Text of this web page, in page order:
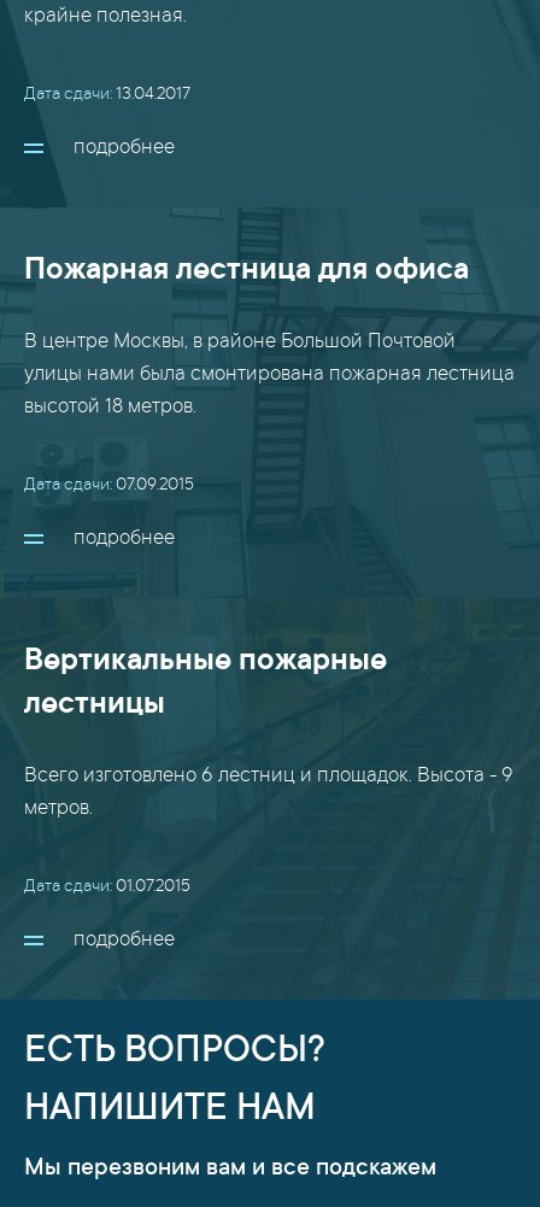
крайне полезная.
Дата сдачи:13.04.2017
подробнее
Пожарная лестница для офиса
В центре Москвы, в районе Большой Почтовой
улицы нами была смонтирована пожарная лестница
высотой 18 метров.
Дата сдачи:07.09.2015
подробнее
Вертикальные пожарные
лестницы
Всего изготовлено 6 лестниц и площадок. Высота - 9
метров.
Дата сдачи:01.07.2015
подробнее
ЕСТЬ ВОПРОСЫ?
НАПИШИТЕ НАМ
Мы перезвоним вам и все подскажем